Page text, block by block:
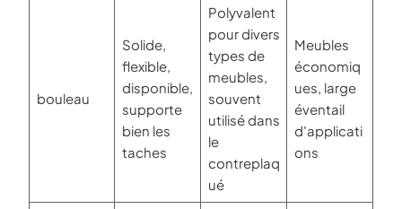
bouleau
Solide,
flexible,
disponible,
supporte
bien les
taches
Polyvalent
pour divers
types de
meubles,
souvent
utilisé dans
le
contreplaq
ué
Meubles
économiq
ues, large
éventail
d'applicati
ons